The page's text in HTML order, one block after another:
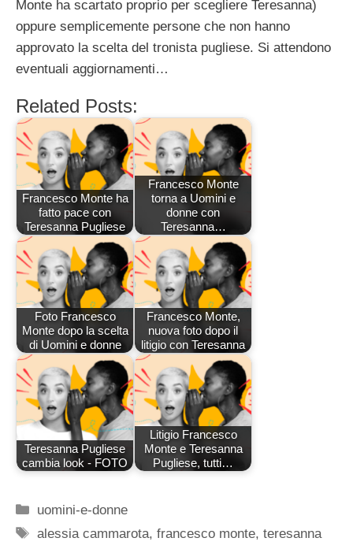
Monte ha scartato proprio per scegliere Teresanna)
oppure semplicemente persone che non hanno
approvato la scelta del tronista pugliese. Si attendono
eventuali aggiornamenti…
Related Posts:
Francesco Monte ha
fatto pace con
Teresanna Pugliese
Francesco Monte
torna a Uomini e
donne con
Teresanna…
Foto Francesco
Monte dopo la scelta
di Uomini e donne
Francesco Monte,
nuova foto dopo il
litigio con Teresanna
Teresanna Pugliese
cambia look - FOTO
Litigio Francesco
Monte e Teresanna
Pugliese, tutti…
Categorie
uomini-e-donne
Tag
alessia cammarota,francesco monte,teresanna